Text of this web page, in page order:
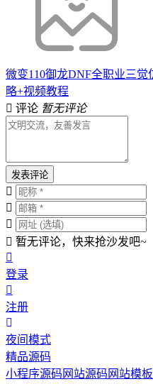
微变110御龙DNF全职业三
略+视频教程
评论 暂无评论
发表评论
暂无评论，快来抢沙发吧~
登录
注册
夜间模式
精品源码
小程序源码 网站源码 网站模板